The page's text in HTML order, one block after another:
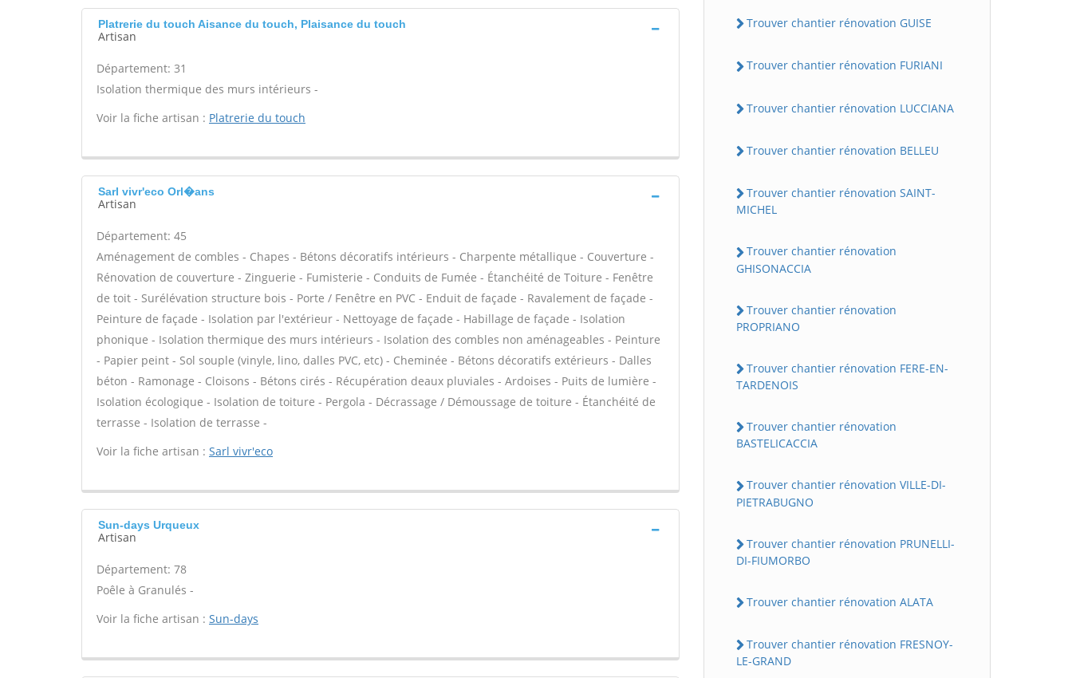
Platrerie du touch Aisance du touch, Plaisance du touch
Artisan
Département: 31
Isolation thermique des murs intérieurs -
Voir la fiche artisan : Platrerie du touch
Sarl vivr'eco Orl�ans
Artisan
Département: 45
Aménagement de combles - Chapes - Bétons décoratifs intérieurs - Charpente métallique - Couverture -
Rénovation de couverture - Zinguerie - Fumisterie - Conduits de Fumée - Étanchéité de Toiture - Fenêtre
de toit - Surélévation structure bois - Porte / Fenêtre en PVC - Enduit de façade - Ravalement de façade -
Peinture de façade - Isolation par l'extérieur - Nettoyage de façade - Habillage de façade - Isolation
phonique - Isolation thermique des murs intérieurs - Isolation des combles non aménageables - Peinture
- Papier peint - Sol souple (vinyle, lino, dalles PVC, etc) - Cheminée - Bétons décoratifs extérieurs - Dalles
béton - Ramonage - Cloisons - Bétons cirés - Récupération deaux pluviales - Ardoises - Puits de lumière -
Isolation écologique - Isolation de toiture - Pergola - Décrassage / Démoussage de toiture - Étanchéité de
terrasse - Isolation de terrasse -
Voir la fiche artisan : Sarl vivr'eco
Sun-days Urqueux
Artisan
Département: 78
Poêle à Granulés -
Voir la fiche artisan : Sun-days
Trouver chantier rénovation GUISE
Trouver chantier rénovation FURIANI
Trouver chantier rénovation LUCCIANA
Trouver chantier rénovation BELLEU
Trouver chantier rénovation SAINT-
MICHEL
Trouver chantier rénovation
GHISONACCIA
Trouver chantier rénovation
PROPRIANO
Trouver chantier rénovation FERE-EN-
TARDENOIS
Trouver chantier rénovation
BASTELICACCIA
Trouver chantier rénovation VILLE-DI-
PIETRABUGNO
Trouver chantier rénovation PRUNELLI-
DI-FIUMORBO
Trouver chantier rénovation ALATA
Trouver chantier rénovation FRESNOY-
LE-GRAND